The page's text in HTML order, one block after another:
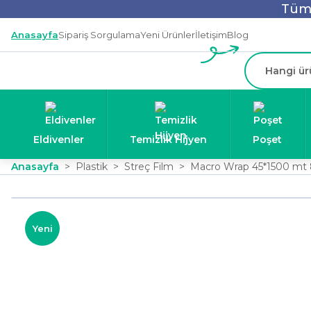
AnasayfaSipariş SorgulamaYeni ÜrünlerİletişimBlog
Eldivenler Temizlik Hijyen Poşet
Anasayfa Plastik Streç Film Macro Wrap 45*1500
Yeni